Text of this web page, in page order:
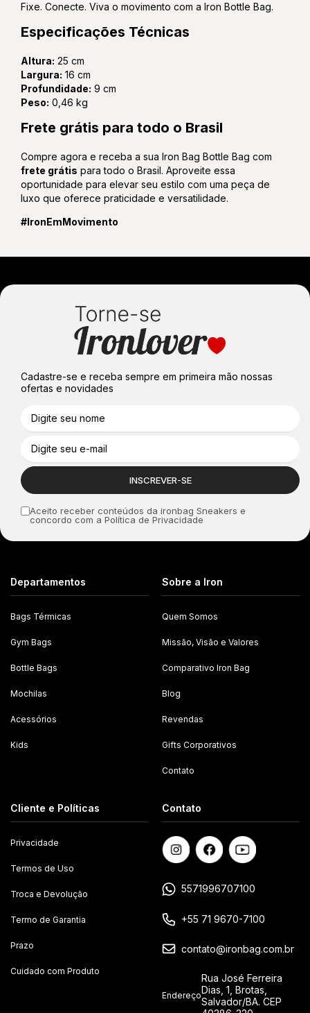
Fixe. Conecte. Viva o movimento com a Iron Bottle Bag.
Especificações Técnicas
Altura: 25 cm
Largura: 16 cm
Profundidade: 9 cm
Peso: 0,46 kg
Frete grátis para todo o Brasil
Compre agora e receba a sua Iron Bag Bottle Bag com
frete grátis para todo o Brasil. Aproveite essa
oportunidade para elevar seu estilo com uma peça de
luxo que oferece praticidade e versatilidade.
#IronEmMovimento
Cadastre-se e receba sempre em primeira mão nossas
ofertas e novidades
Aceito receber conteúdos da ironbag Sneakers e
concordo com a Política de Privacidade
Departamentos
Bags Térmicas
Gym Bags
Bottle Bags
Mochilas
Acessórios
Kids
Sobre a Iron
Quem Somos
Missão, Visão e Valores
Comparativo Iron Bag
Blog
Revendas
Gifts Corporativos
Contato
Cliente e Políticas
Privacidade
Termos de Uso
Troca e Devolução
Termo de Garantia
Prazo
Cuidado com Produto
Contato
5571996707100
+55 71 9670-7100
contato@ironbag.com.br
Endereço
Rua José Ferreira
Dias, 1, Brotas,
Salvador/BA. CEP